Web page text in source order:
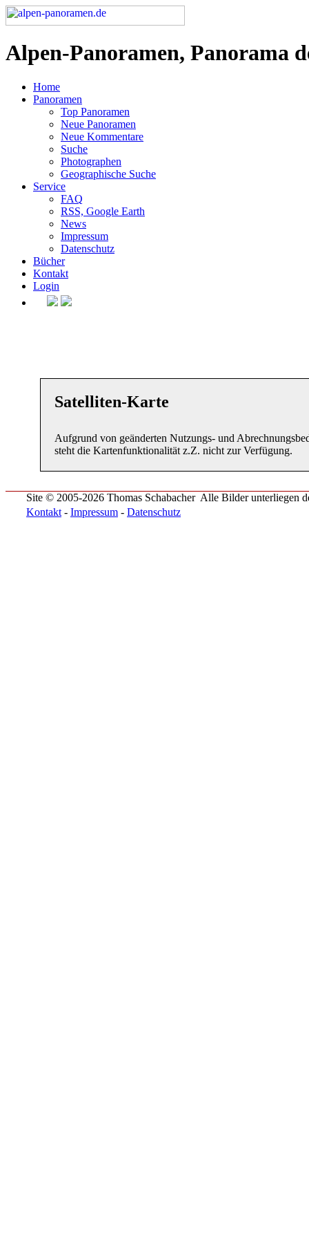
Alpen-Panoramen, Panorama
Home
Panoramen
Top Panoramen
Neue Panoramen
Neue Kommentare
Suche
Photographen
Geographische Suche
Service
FAQ
RSS, Google Earth
News
Impressum
Datenschutz
Bücher
Kontakt
Login
Satelliten-Karte
Aufgrund von geänderten Nutzungs- und
steht die Kartenfunktionalität z.Z. nicht zur Verfügung.
Site © 2005-2026 Thomas Schabacher Alle Bilder unterliegen
Kontakt - Impressum - Datenschutz